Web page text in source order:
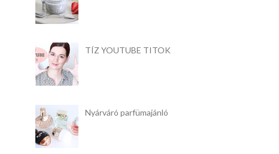
TÍZ YOUTUBE TITOK
Nyárváró parfümajánló